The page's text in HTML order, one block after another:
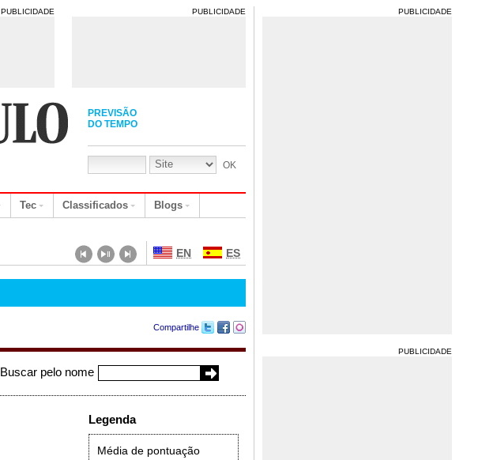
PUBLICIDADE PUBLICIDADE
PREVISÃO
DO TEMPO
Tec Classificados
Blogs
EN ES
Compartilhe
Buscar pelo nome
Legenda
Média de pontuação
PUBLICIDADE
PUBLICIDADE